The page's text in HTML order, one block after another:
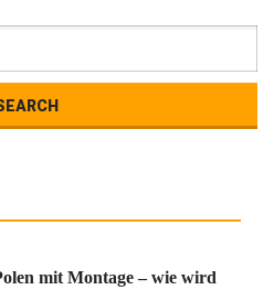
mit Montage – wie wird